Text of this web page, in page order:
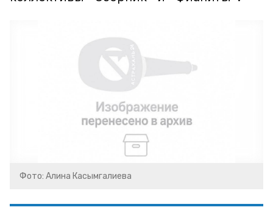
Фото: Алина Касымгалиева